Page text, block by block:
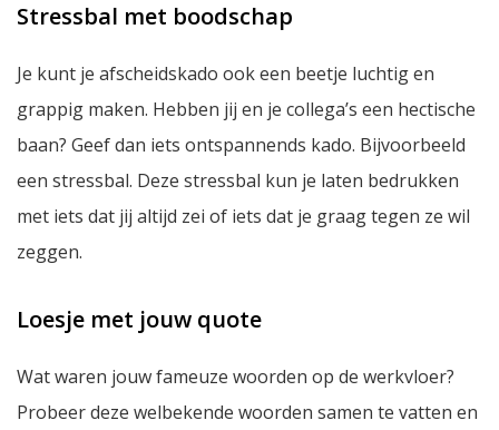
Stressbal met boodschap
Je kunt je afscheidskado ook een beetje luchtig en
grappig maken. Hebben jij en je collega’s een hectische
baan? Geef dan iets ontspannends kado. Bijvoorbeeld
een stressbal. Deze stressbal kun je laten bedrukken
met iets dat jij altijd zei of iets dat je graag tegen ze wil
zeggen.
Loesje met jouw quote
Wat waren jouw fameuze woorden op de werkvloer?
Probeer deze welbekende woorden samen te vatten en